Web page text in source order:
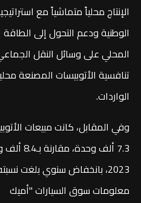
الإنتاج محلياً متماشياً مع
الوطنية ودعم التحول إلى
المحلي على وسائل النقل
تنافسية الأتوبيسات المصنعة
الواردات.
7.3 ألف
معلومات سوق السيارات "أميك